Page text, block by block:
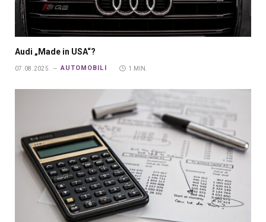
Audi „Made in USA“?
07.08.2025. AUTOMOBILI 1 MIN.